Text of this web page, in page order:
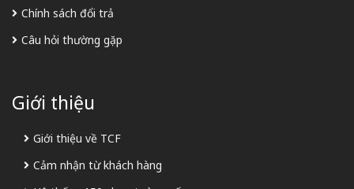
Chính sách đổi trả
Câu hỏi thường gặp
Giới thiệu
Giới thiệu về TCF
Cảm nhận từ khách hàng